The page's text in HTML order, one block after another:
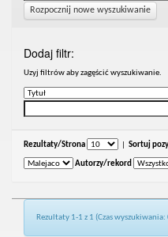
Rozpocznij nowe wyszukiwanie
Dodaj filtr:
Uzyj filtrów aby zagęścić wyszukiwanie.
Rezultaty/Strona Sortuj
Autorzy/rekord
Rezultaty 1-1 z 1 (Czas